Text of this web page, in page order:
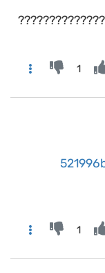
1
1